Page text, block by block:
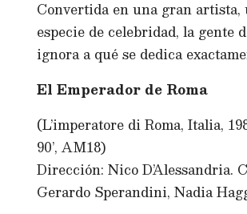
Convertida en una gran artista,
especie de celebridad, la gente
ignora a qué se dedica
El Emperador de Roma
(L’imperatore di Roma, Italia,
90’, AM18)
Dirección: Nico D’Alessandria.
Gerardo Sperandini, Nadia